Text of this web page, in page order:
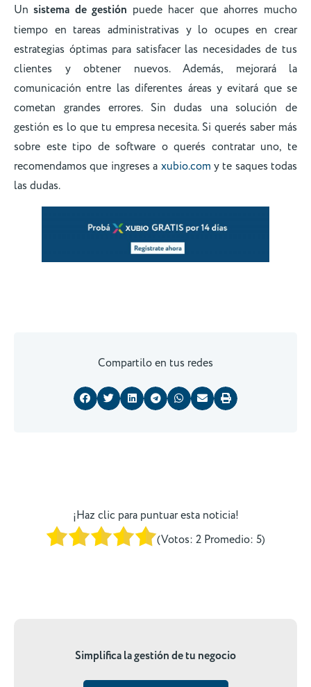
Un sistema de gestión puede hacer que ahorres mucho
tiempo en tareas administrativas y lo ocupes en crear
estrategias óptimas para satisfacer las necesidades de tus
clientes y obtener nuevos. Además, mejorará la
comunicación entre las diferentes áreas y evitará que se
cometan grandes errores. Sin dudas una solución de
gestión es lo que tu empresa necesita. Si querés saber más
sobre este tipo de software o querés contratar uno, te
recomendamos que ingreses a xubio.com y te saques todas
las dudas.
Compartilo en tus redes
¡Haz clic para puntuar esta noticia!
(Votos: 2 Promedio: 5)
Simplifica la gestión de tu negocio